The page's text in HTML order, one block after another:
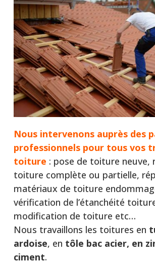
Nous intervenons auprès des
professionnels pour tous vos
toiture : pose de toiture neuve,
toiture complète ou partielle,
matériaux de toiture
vérification de l’étanchéité
modification de toiture etc…
Nous travaillons les toitures en
ardoise, en tôle bac acier, en
ciment.